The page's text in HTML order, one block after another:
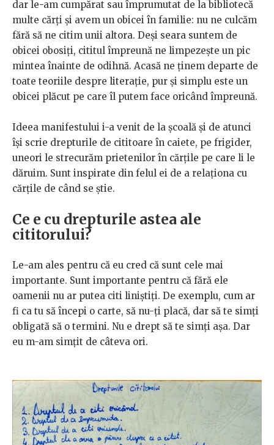
dar le-am cumpărat sau împrumutat de la bibliotecă
multe cărți și avem un obicei în familie: nu ne culcăm
fără să ne citim unii altora. Deși seara suntem de
obicei obosiți, cititul împreună ne limpezește un pic
mintea înainte de odihnă. Acasă ne ținem departe de
toate teoriile despre literație, pur și simplu este un
obicei plăcut pe care îl putem face oricând împreună.
Ideea manifestului i-a venit de la școală și de atunci
își scrie drepturile de cititoare în caiete, pe frigider,
uneori le strecurăm prietenilor în cărțile pe care li le
dăruim. Sunt inspirate din felul ei de a relaționa cu
cărțile de când se știe.
Ce e cu drepturile astea ale
cititorului?
Le-am ales pentru că eu cred că sunt cele mai
importante. Sunt importante pentru că fără ele
oamenii nu ar putea citi liniștiți. De exemplu, cum ar
fi ca tu să începi o carte, să nu-ți placă, dar să te simți
obligată să o termini. Nu e drept să te simți așa. Dar
eu m-am simțit de câteva ori.